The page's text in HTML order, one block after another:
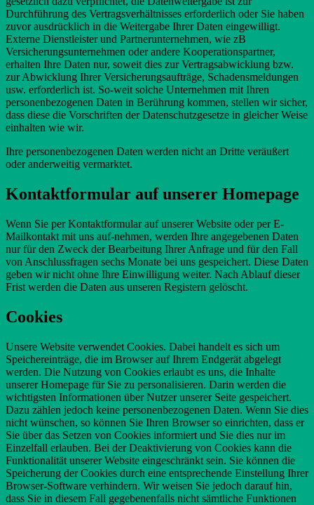
Durchführung des Vertragsverhältnisses erforderlich oder Sie haben
zuvor ausdrücklich in die Weitergabe Ihrer Daten eingewilligt.
Externe Dienstleister und Partnerunternehmen, wie zB
Versicherungsunternehmen oder andere Kooperationspartner,
erhalten Ihre Daten nur, soweit dies zur Vertragsabwicklung bzw.
zur Abwicklung Ihrer Versicherungsaufträge, Schadensmeldungen
usw. erforderlich ist. So-weit solche Unternehmen mit Ihren
personenbezogenen Daten in Berührung kommen, stellen wir sicher,
dass diese die Vorschriften der Datenschutzgesetze in gleicher Weise
einhalten wie wir.
Ihre personenbezogenen Daten werden nicht an Dritte veräußert
oder anderweitig vermarktet.
Kontaktformular auf unserer Homepage
Wenn Sie per Kontaktformular auf unserer Website oder per E-
Mailkontakt mit uns auf-nehmen, werden Ihre angegebenen Daten
nur für den Zweck der Bearbeitung Ihrer Anfrage und für den Fall
von Anschlussfragen sechs Monate bei uns gespeichert. Diese Daten
geben wir nicht ohne Ihre Einwilligung weiter. Nach Ablauf dieser
Frist werden die Daten aus unseren Registern gelöscht.
Cookies
Unsere Website verwendet Cookies. Dabei handelt es sich um
Speichereinträge, die im Browser auf Ihrem Endgerät abgelegt
werden. Die Nutzung von Cookies erlaubt es uns, die Inhalte
unserer Homepage für Sie zu personalisieren. Darin werden die
wichtigsten Informationen über Nutzer unserer Seite gespeichert.
Dazu zählen jedoch keine personenbezogenen Daten. Wenn Sie dies
nicht wünschen, so können Sie Ihren Browser so einrichten, dass er
Sie über das Setzen von Cookies informiert und Sie dies nur im
Einzelfall erlauben. Bei der Deaktivierung von Cookies kann die
Funktionalität unserer Website eingeschränkt sein. Sie können die
Speicherung der Cookies durch eine entsprechende Einstellung Ihrer
Browser-Software verhindern. Wir weisen Sie jedoch darauf hin,
dass Sie in diesem Fall gegebenenfalls nicht sämtliche Funktionen